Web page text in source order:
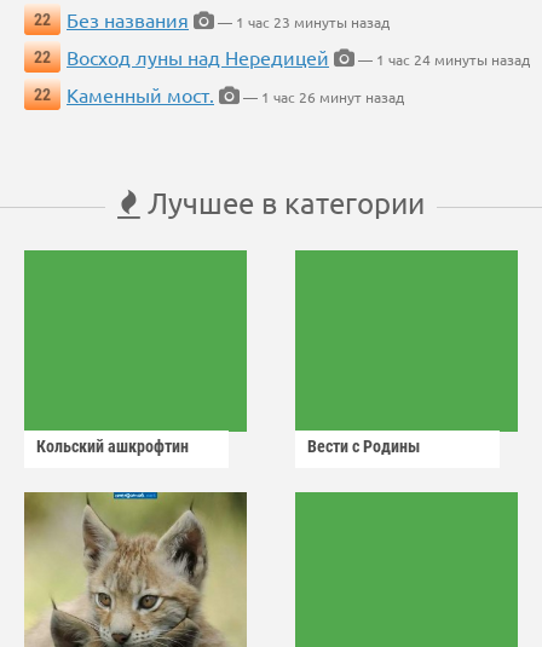
22
Без названия
— 1 час 23 минуты назад
22
Восход луны над Нередицей
— 1 час 24 минуты назад
22
Каменный мост. — 1 час 26 минут назад
Лучшее в категории
Кольский ашкрофтин Вести с Родины